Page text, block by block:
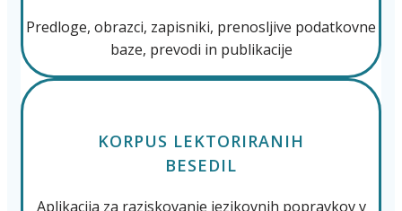
Predloge, obrazci, zapisniki, prenosljive podatkovne
baze, prevodi in publikacije
KORPUS LEKTORIRANIH
BESEDIL
Aplikacija za raziskovanje jezikovnih popravkov v